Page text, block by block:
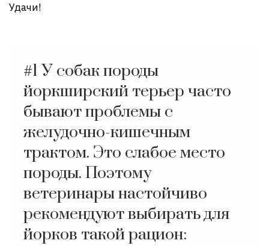
Удачи!
#1У собак породы
йоркширский терьер часто
бывают проблемы с
желудочно-кишечным
трактом. Это слабое место
породы. Поэтому
ветеринары настойчиво
рекомендуют выбирать для
йорков такой рацион: